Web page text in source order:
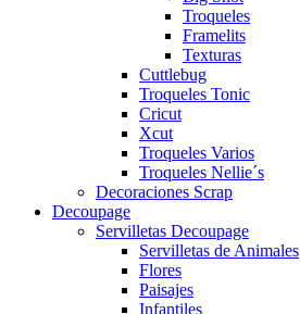
Troqueles
Framelits
Texturas
Cuttlebug
Troqueles Tonic
Cricut
Xcut
Troqueles Varios
Troqueles Nellie´s
Decoraciones Scrap
Decoupage
Servilletas Decoupage
Servilletas de Animales
Flores
Paisajes
Infantiles